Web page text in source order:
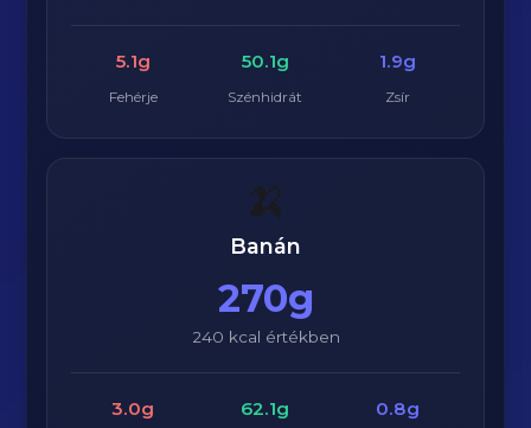
5.1g
Fehérje
50.1g
Szénhidrát
1.9g
Zsír
🍌
Banán
270g
240 kcal értékben
3.0g 62.1g 0.8g